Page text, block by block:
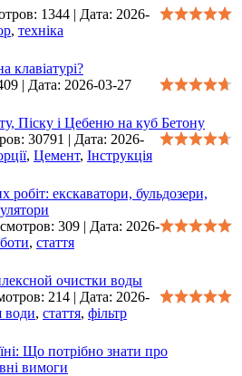
1344 | Дата: 2026-
, техніка
клавіатурі?
| Дата: 2026-03-27
Піску і Цебеню на куб Бетону
30791 | Дата: 2026-
, Цемент, Інструкція
робіт: екскаватори, бульдозери,
309 | Дата: 2026-
, стаття
очистки воды
214 | Дата: 2026-
води, стаття, фільтр
Що потрібно знати про
вимоги